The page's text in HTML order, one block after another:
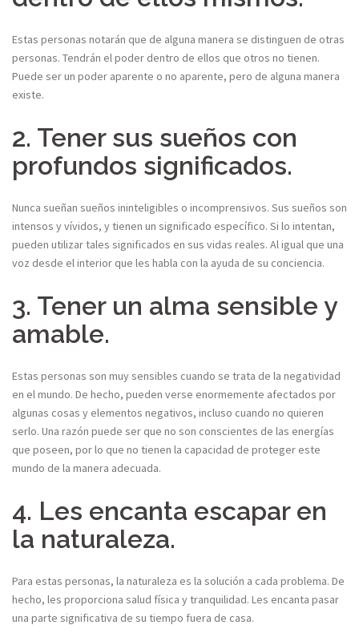
Estas personas notarán que de alguna manera se distinguen de otras
personas. Tendrán el poder dentro de ellos que otros no tienen.
Puede ser un poder aparente o no aparente, pero de alguna manera
existe.
2. Tener sus sueños con
profundos significados.
Nunca sueñan sueños ininteligibles o incomprensivos. Sus sueños son
intensos y vívidos, y tienen un significado específico. Si lo intentan,
pueden utilizar tales significados en sus vidas reales. Al igual que una
voz desde el interior que les habla con la ayuda de su conciencia.
3. Tener un alma sensible y
amable.
Estas personas son muy sensibles cuando se trata de la negatividad
en el mundo. De hecho, pueden verse enormemente afectados por
algunas cosas y elementos negativos, incluso cuando no quieren
serlo. Una razón puede ser que no son conscientes de las energías
que poseen, por lo que no tienen la capacidad de proteger este
mundo de la manera adecuada.
4. Les encanta escapar en
la naturaleza.
Para estas personas, la naturaleza es la solución a cada problema. De
hecho, les proporciona salud física y tranquilidad. Les encanta pasar
una parte significativa de su tiempo fuera de casa.